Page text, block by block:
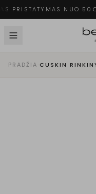
PRISTATYMAS NUO 50€
PRADŽIA·